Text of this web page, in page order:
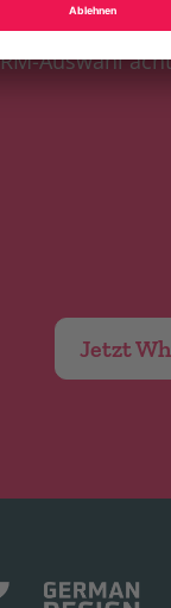
Auswahl
Jetzt